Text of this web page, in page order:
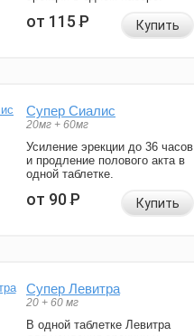
от 115Р Купить
Супер Сиалис
20мг + 60мг
Усиление эрекции до 36 часов
и продление полового акта в
одной таблетке.
от 90Р Купить
Супер Левитра
20 + 60 мг
В одной таблетке Левитра